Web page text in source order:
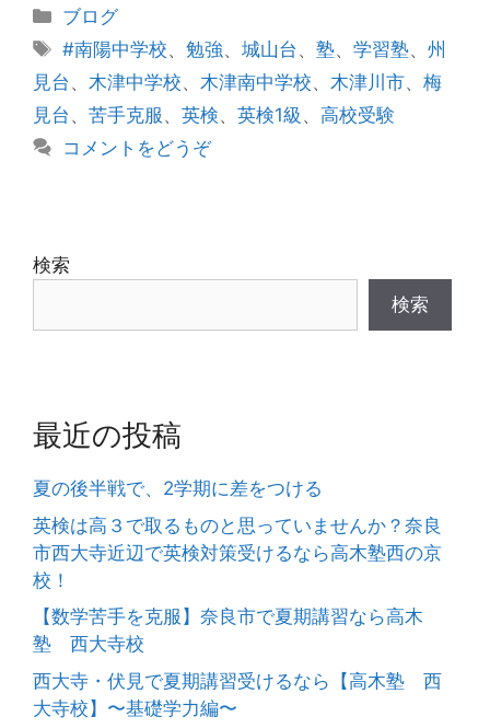
カ
テ
リ
ー
ブログ
タ
グ
#南陽中学校、勉強、城山台 、塾、学習塾、州
見台 、 木津中学校、 木津南中学校、 木津川市、 梅
見台 、 苦手克服 、 英検、 英検1級 、 高校受験
コメントをどうぞ
検索
検索
最近の投稿
夏の後半戦で、2学期に差をつける
英検は高３で取るものと思っていませんか？奈良
市西大寺近辺で英検対策受けるなら高木塾西の京
校！
【数学苦手を克服】奈良市で夏期講習なら高木
塾 西大寺校
西大寺・伏見で夏期講習受けるなら【高木塾 西
大寺校】〜基礎学力編〜